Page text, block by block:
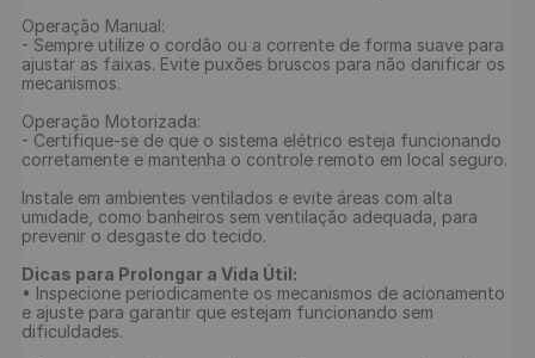
Operação Manual:
- Sempre utilize o cordão ou a corrente de forma suave para
ajustar as faixas. Evite puxões bruscos para não danificar os
mecanismos.
Operação Motorizada:
- Certifique-se de que o sistema elétrico esteja funcionando
corretamente e mantenha o controle remoto em local seguro.
Instale em ambientes ventilados e evite áreas com alta
umidade, como banheiros sem ventilação adequada, para
prevenir o desgaste do tecido.
Dicas para Prolongar a Vida Útil:
• Inspecione periodicamente os mecanismos de acionamento
e ajuste para garantir que estejam funcionando sem
dificuldades.